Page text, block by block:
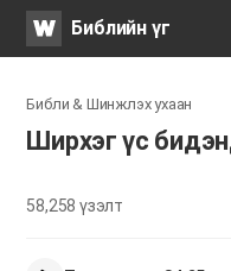
WATVБиблийн үг
Библи & Шинжлэх ухаан
Ширхэг үс
58,258үзэлт